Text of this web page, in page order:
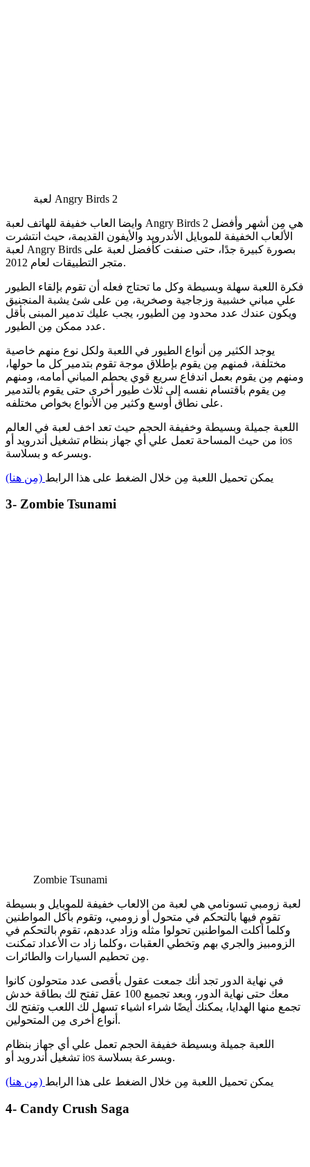
لعبة Angry Birds 2
وايضا العاب خفيفة للهاتف لعبة Angry Birds 2 هي مِن أشهر وأفضل
الألعاب الخفيفة للموبايل الأندرويد والأيفون القديمة، حيث انتشرت
لعبة Angry Birds بصورة كبيرة جدًا، حتى صنفت كأفضل لعبة على
متجر التطبيقات لعام 2012.
فكرة اللعبة سهلة وبسيطة وكل ما تحتاج فعله أن تقوم بإلقاء الطيور
علي مباني خشبية وزجاجية وصخرية، مِن على شئ يشبة المنجنيق
ويكون عندك عدد محدود مِن الطيور، يجب عليك تدمير المبنى بأقل
عدد ممكن مِن الطيور.
يوجد الكثير مِن أنواع الطيور في اللعبة ولكل نوع منهم خاصية
مختلفة، فمنهم مِن يقوم بإطلاق موجة تقوم بتدمير كل ما حولها،
ومنهم مِن يقوم بعمل اندفاع سريع قوي يحطم المباني أمامه، ومنهم
مِن يقوم باقتسام نفسه إلى ثلاث طيور أخرى حتى يقوم بالتدمير
على نطاق أوسع وكثير مِن الأنواع بخواص مختلفه.
اللعبة جميلة وبسيطة وخفيفة الحجم حيث تعد اخف لعبة في العالم
من حيث المساحة تعمل علي أي جهاز بنظام تشغيل أندرويد أو ios
وبسرعه و بسلاسة.
يمكن تحميل اللعبة مِن خلال الضغط على هذا الرابط (مِن هنا)
3- Zombie Tsunami
Zombie Tsunami
لعبة زومبي تسونامي هي لعبة من الالعاب خفيفة للموبايل و بسيطة
تقوم فيها بالتحكم في متحول أو زومبي، وتقوم بأكل المواطنين
وكلما أكلت المواطنين تحولوا مثله وزاد عددهم، تقوم بالتحكم في
الزومبيز والجري بهم وتخطي العقبات ،وكلما زاد ت الأعداد تمكنت
مِن تحطيم السيارات والطائرات.
في نهاية الدور تجد أنك جمعت عقول بأقصى عدد متحولون كانوا
معك حتى نهاية الدور، وبعد تجميع 100 عقل تفتح لك بطاقة خدش
تجمع منها الهدايا، يمكنك أيضًا شراء اشياء تسهل لك اللعب وتفتح لك
أنواع أخرى مِن المتحولين.
اللعبة جميلة وبسيطة خفيفة الحجم تعمل علي أي جهاز بنظام
تشغيل أندرويد أو ios وبسرعة بسلاسة.
يمكن تحميل اللعبة مِن خلال الضغط على هذا الرابط (مِن هنا)
4- Candy Crush Saga